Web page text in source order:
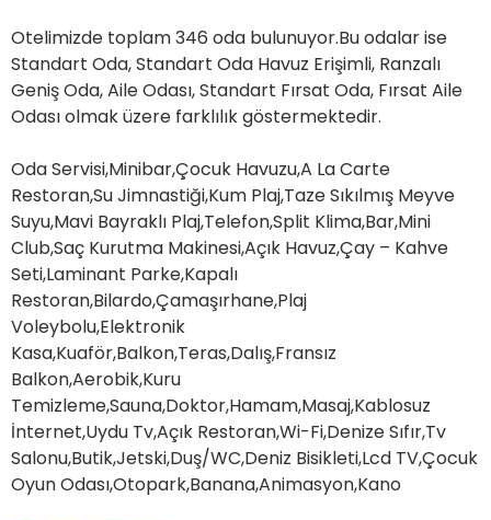
Otelimizde toplam 346 oda bulunuyor.Bu odalar ise
Standart Oda, Standart Oda Havuz Erişimli, Ranzalı
Geniş Oda, Aile Odası, Standart Fırsat Oda, Fırsat Aile
Odası olmak üzere farklılık göstermektedir.
Oda Servisi,Minibar,Çocuk Havuzu,A La Carte
Restoran,Su Jimnastiği,Kum Plaj,Taze Sıkılmış Meyve
Suyu,Mavi Bayraklı Plaj,Telefon,Split Klima,Bar,Mini
Club,Saç Kurutma Makinesi,Açık Havuz,Çay – Kahve
Seti,Laminant Parke,Kapalı
Restoran,Bilardo,Çamaşırhane,Plaj
Voleybolu,Elektronik
Kasa,Kuaför,Balkon,Teras,Dalış,Fransız
Balkon,Aerobik,Kuru
Temizleme,Sauna,Doktor,Hamam,Masaj,Kablosuz
İnternet,Uydu Tv,Açık Restoran,Wi-Fi,Denize Sıfır,Tv
Salonu,Butik,Jetski,Duş/WC,Deniz Bisikleti,Lcd TV,Çocuk
Oyun Odası,Otopark,Banana,Animasyon,Kano